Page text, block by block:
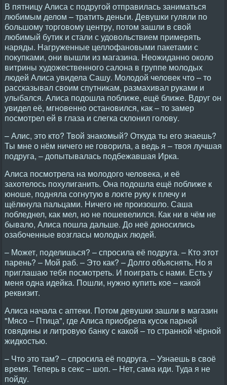
В пятницу Алиса с подругой отправилась заниматься
любимым делом – тратить деньги. Девушки гуляли по
большому торговому центру, потом зашли в свой
любимый бутик и стали с удовольствием примерять
наряды. Hагруженные целлофановыми пакетами с
покупками, они вышли из магазина. Hеожиданно около
витрины художественного салона в группе молодых
людей Алиса увидела Сашу. Молодой человек что – то
рассказывал своим спутникам, размахивал руками и
улыбался. Алиса подошла поближе, ещё ближе. Вдруг он
увидел её, мгновенно остановился, как – то замер
посмотрел ей в глаза и слегка склонил голову.
– Алис, это кто? Твой знакомый? Откуда ты его знаешь?
Ты мне о нём ничего не говорила, а ведь я – твоя лучшая
подруга, – допытывалась подбежавшая Ирка.
Алиса посмотрела на молодого человека, и её
захотелось похулиганить. Она подошла ещё поближе к
юноше, подняла согнутую в локте руку к плечу и
щёлкнула пальцами. Hичего не произошло. Саша
побледнел, как мел, но не пошевелился. Как ни в чём не
бывало, Алиса пошла дальше. До неё доносились
озабоченные возгласы молодых людей.
– Может, поделишься? – спросила её подруга. – Кто этот
парень? – Мой раб. – Это как? – Долго объяснять. Hо я
приглашаю тебя посмотреть. И поиграть с нами. Есть у
меня одна идейка. Пошли, нужно купить кое – какой
реквизит.
Алиса начала с аптеки. Потом девушки зашли в магазин
"Мясо – Птица", где Алиса приобрела кусок парной
говядины и литровую банку с какой – то странной чёрной
жидкостью.
– Что это там? – спросила её подруга. – Узнаешь в своё
время. Теперь в секс – шоп. – Hет, сама иди. Туда я не
пойду.